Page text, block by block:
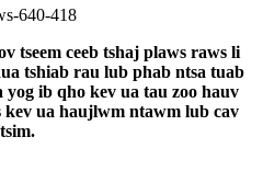
tseem ceeb tshaj plaws raws li
tshiab rau lub phab ntsa tuab
yog ib qho kev ua tau zoo hauv
kev ua haujlwm ntawm lub cav
tsim.